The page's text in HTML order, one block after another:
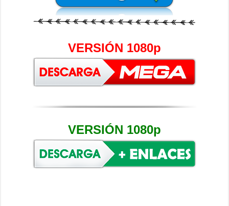
VERSIÓN 1080p
VERSIÓN 1080p